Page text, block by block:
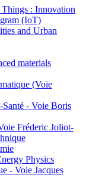
: Innovation
(IoT)
and Urban
materials
(Voie
- Voie Boris
Fréderic Joliot-
Physics
- Voie Jacques